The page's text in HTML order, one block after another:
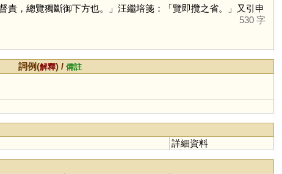
，總覽獨斷御下方也。」汪繼培箋：「覽即攬之省。」又引申
530 字
詞例(解釋) /備註
詳細資料